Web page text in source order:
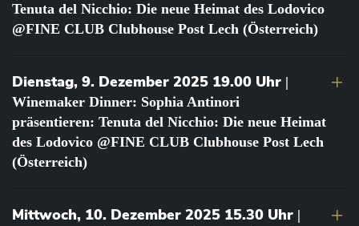
Tenuta del Nicchio: Die neue Heimat des Lodovico
@FINE CLUB Clubhouse Post Lech (Österreich)
Dienstag, 9. Dezember 2025 19.00 Uhr |
Winemaker Dinner: Sophia Antinori
präsentieren: Tenuta del Nicchio: Die neue Heimat
des Lodovico @FINE CLUB Clubhouse Post Lech
(Österreich)
Mittwoch, 10. Dezember 2025 15.30 Uhr |